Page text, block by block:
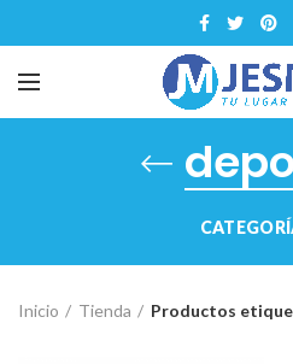
Inicio Tienda Productos